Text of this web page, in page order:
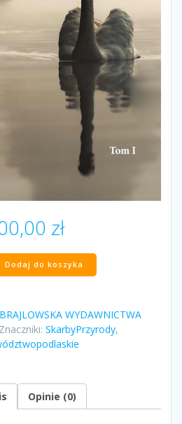
zł
Dodaj do koszyka
WYDAWNICTWA
Znaczniki: SkarbyPrzyrody,
Opinie (0)